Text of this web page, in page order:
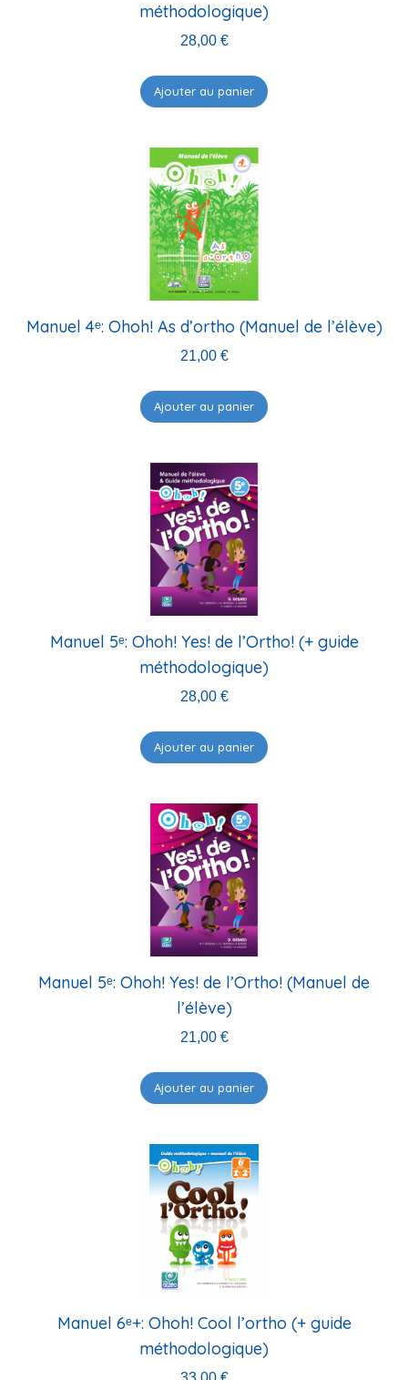
méthodologique)
28,00 €
Ajouter au panier
Manuel 4ᵉ: Ohoh! As d’ortho (Manuel de l’élève)
21,00 €
Ajouter au panier
Manuel 5ᵉ: Ohoh! Yes! de l’Ortho! (+ guide
méthodologique)
28,00 €
Ajouter au panier
Manuel 5ᵉ: Ohoh! Yes! de l’Ortho! (Manuel de
l’élève)
21,00 €
Ajouter au panier
Manuel 6ᵉ+: Ohoh! Cool l’ortho (+ guide
méthodologique)